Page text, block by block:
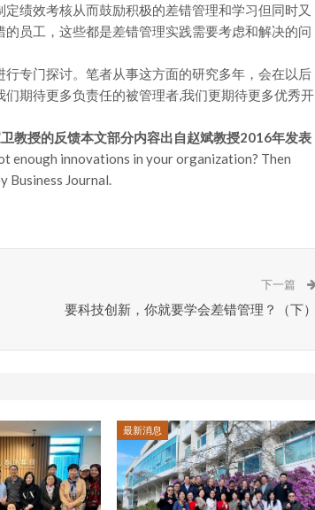
绩效考核从而鼓励积极的差错管理和学习但同时又
员工，这些都是差错管理实践需要考虑和解决的问
专门探讨。笔者从事这方面的研究多年，会在以后
期待更多负责任的被管理者,我们更期待更多优秀开
教授的反馈本文部分内容出自赵斌教授2016年发表
enough innovations in your organization? Then
Business Journal.
下一篇
要科技创新，你就要学会差错管理？（下）
最新消息